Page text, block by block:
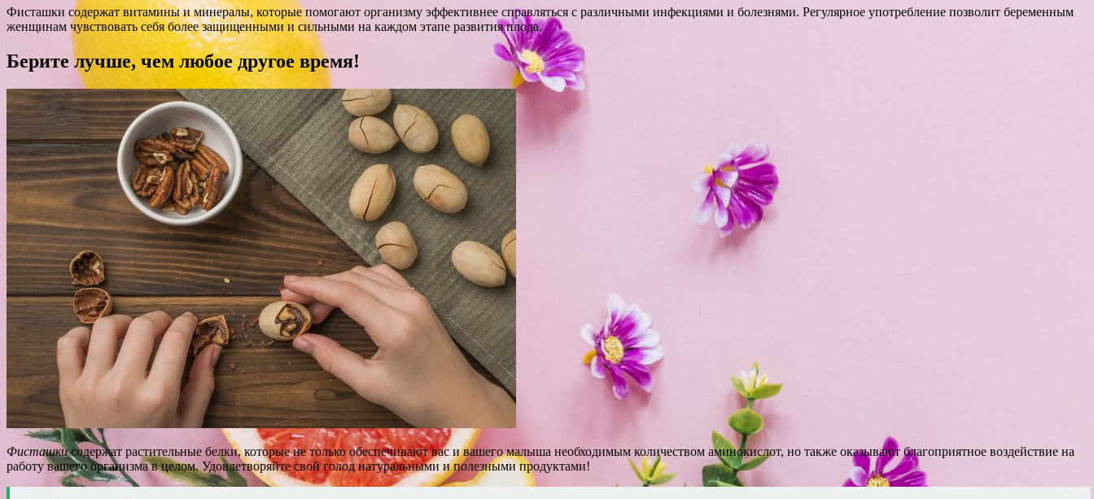
Фисташки содержат витамины и минералы, которые помогают организму эффективнее справляться с различными инфекциями и болезнями. Регулярное употребление позволит беременным
женщинам чувствовать себя более защищенными и сильными на каждом этапе развития плода.
Берите лучше, чем любое другое время!
Фисташкисодержат растительные белки, которые не только обеспечивают вас и вашего малыша необходимым количеством аминокислот, но также оказывают благоприятное воздействие на
работу вашего организма в целом. Удовлетворяйте свой голод натуральными и полезными продуктами!